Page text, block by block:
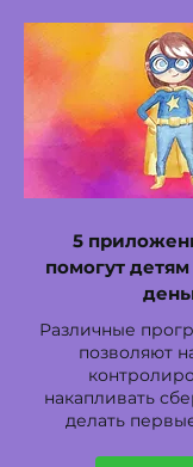
5
помогут
Различные
позволяют
накапливать
делать